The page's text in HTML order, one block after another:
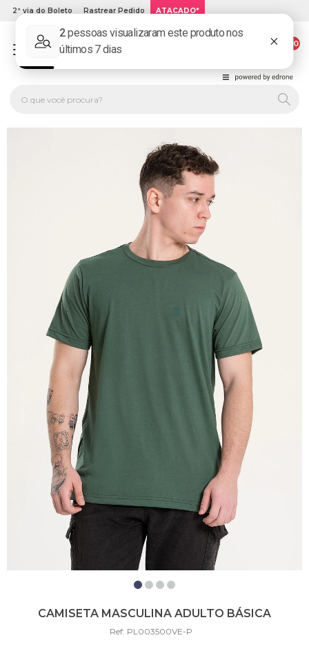
2ª via do Boleto Rastrear Pedido ATACADO*
00
CAMISETA MASCULINA ADULTO BÁSICA
Ref: PL003500VE-P